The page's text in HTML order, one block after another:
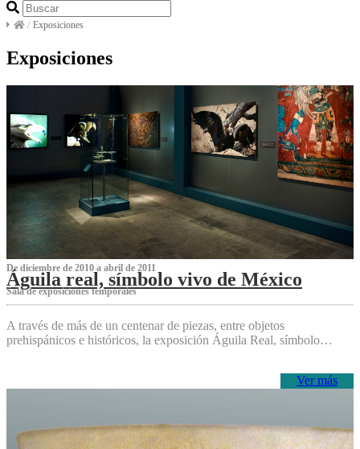
/ Exposiciones
Exposiciones
De diciembre de 2010 a abril de 2011
Águila real, símbolo vivo de México
Sala de exposiciones temporales
A través de más de un centenar de piezas, entre objetos
prehispánicos e históricos, la exposición Águila Real, símbolo…
Ver más